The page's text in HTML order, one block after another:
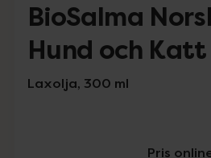
BioSalma
Hund och Katt
Laxolja, 300 ml
Pris